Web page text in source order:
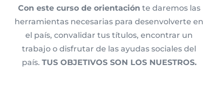
Con este curso de orientación te daremos las
herramientas necesarias para desenvolverte en
el país, convalidar tus títulos, encontrar un
trabajo o disfrutar de las ayudas sociales del
país. TUS OBJETIVOS SON LOS NUESTROS.